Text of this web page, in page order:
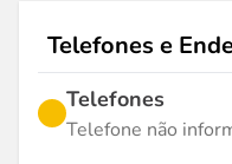
Telefones e
Telefones
Telefone não